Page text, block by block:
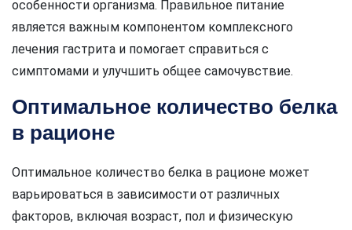
особенности организма. Правильное питание
является важным компонентом комплексного
лечения гастрита и помогает справиться с
симптомами и улучшить общее самочувствие.
Оптимальное количество белка
в рационе
Оптимальное количество белка в рационе может
варьироваться в зависимости от различных
факторов, включая возраст, пол и физическую